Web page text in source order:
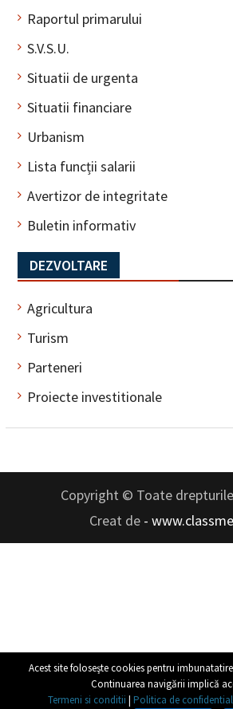
Raportul primarului
S.V.S.U.
Situatii de urgenta
Situatii financiare
Urbanism
Lista funcții salarii
Avertizor de integritate
Buletin informativ
DEZVOLTARE
Agricultura
Turism
Parteneri
Proiecte investitionale
Copyright © Toate
Creat de -
Acest site foloseşte cookies pentru
Continuarea navigării implică
Termeni si conditii | Politica de